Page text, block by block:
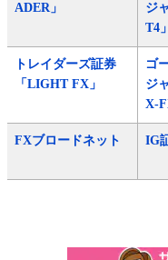
ADER」
ジ
T4」
トレイダーズ証券
「LIGHT FX」
ゴ
ジ
X-
FXブロードネット IG